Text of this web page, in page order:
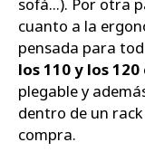
cuanto a la
pensada para
los 110 y los 120
plegable y
dentro de un
compra.